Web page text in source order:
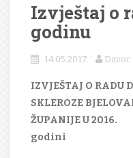
Izvještaj o
godinu
14.05.2017. Davor
IZVJEŠTAJ O RADU
SKLEROZE
ŽUPANIJE U 2016.
godini